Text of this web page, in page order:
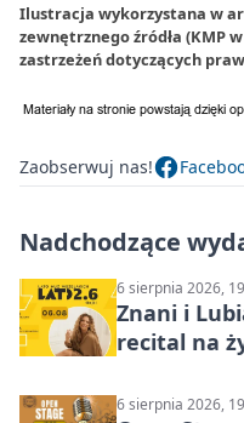
Ilustracja wykorzystana w
zewnętrznego źródła (KMP
zastrzeżeń dotyczących
Zaobserwuj nas!
Nadchodzące
6 sierpnia 2026,
Znani i
recital na
6 sierpnia 2026,